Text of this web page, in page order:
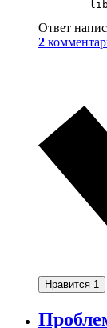
Ответ
2
Нравится 1